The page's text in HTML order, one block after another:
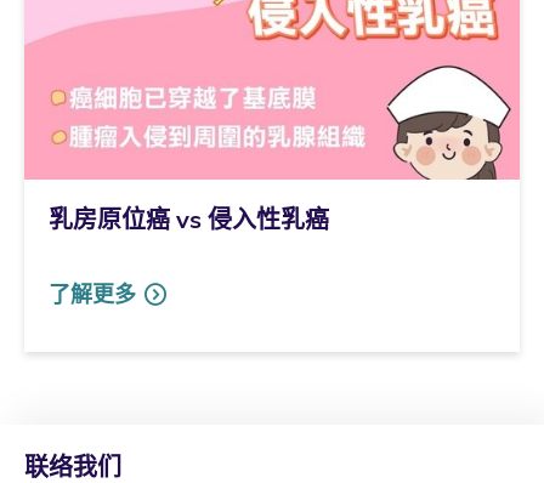
乳房原位癌 vs 侵入性乳癌
了解更多
联络我们